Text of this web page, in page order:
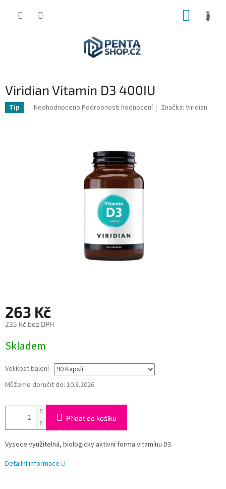
Viridian Vitamin D3 400IU
Tip
Průměrné
Neohodnoceno Podrobnosti hodnocení Značka:Viridian
263 Kč
235 Kč bez DPH
cena:
Skladem
Velikost balení
Můžeme doručit do: 10.8.2026
Přidat do košíku
Vysoce využitelná, biologicky aktivní forma vitamínu D3.
Detailní informace